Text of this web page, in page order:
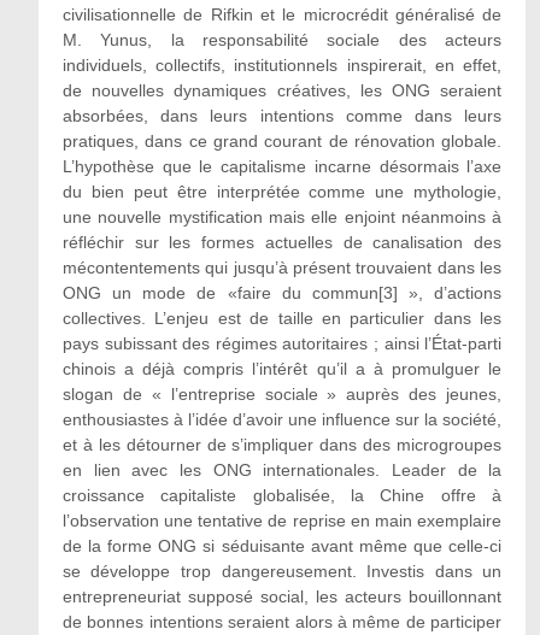
civilisationnelle de Rifkin et le microcrédit généralisé de
M. Yunus, la responsabilité sociale des acteurs
individuels, collectifs, institutionnels inspirerait, en effet,
de nouvelles dynamiques créatives, les ONG seraient
absorbées, dans leurs intentions comme dans leurs
pratiques, dans ce grand courant de rénovation globale.
L’hypothèse que le capitalisme incarne désormais l’axe
du bien peut être interprétée comme une mythologie,
une nouvelle mystification mais elle enjoint néanmoins à
réfléchir sur les formes actuelles de canalisation des
mécontentements qui jusqu’à présent trouvaient dans les
ONG un mode de «faire du commun[3] », d’actions
collectives. L’enjeu est de taille en particulier dans les
pays subissant des régimes autoritaires ; ainsi l’État-parti
chinois a déjà compris l’intérêt qu’il a à promulguer le
slogan de « l’entreprise sociale » auprès des jeunes,
enthousiastes à l’idée d’avoir une influence sur la société,
et à les détourner de s’impliquer dans des microgroupes
en lien avec les ONG internationales. Leader de la
croissance capitaliste globalisée, la Chine offre à
l’observation une tentative de reprise en main exemplaire
de la forme ONG si séduisante avant même que celle-ci
se développe trop dangereusement. Investis dans un
entrepreneuriat supposé social, les acteurs bouillonnant
de bonnes intentions seraient alors à même de participer